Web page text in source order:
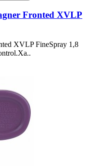
Fronted XVLP
XVLP FineSpray 1,8